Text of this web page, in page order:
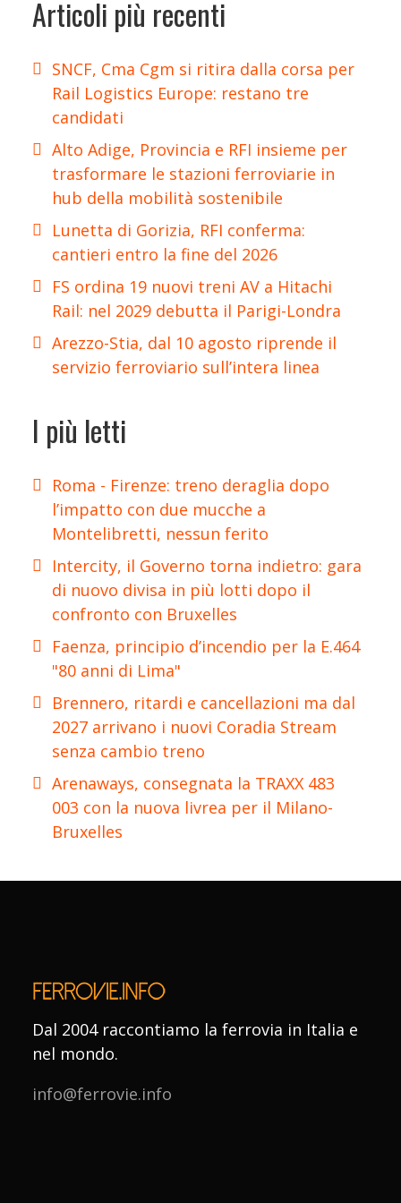
Articoli più recenti
SNCF, Cma Cgm si ritira dalla corsa per
Rail Logistics Europe: restano tre
candidati
Alto Adige, Provincia e RFI insieme per
trasformare le stazioni ferroviarie in
hub della mobilità sostenibile
Lunetta di Gorizia, RFI conferma:
cantieri entro la fine del 2026
FS ordina 19 nuovi treni AV a Hitachi
Rail: nel 2029 debutta il Parigi-Londra
Arezzo-Stia, dal 10 agosto riprende il
servizio ferroviario sull’intera linea
I più letti
Roma - Firenze: treno deraglia dopo
l’impatto con due mucche a
Montelibretti, nessun ferito
Intercity, il Governo torna indietro: gara
di nuovo divisa in più lotti dopo il
confronto con Bruxelles
Faenza, principio d’incendio per la E.464
"80 anni di Lima"
Brennero, ritardi e cancellazioni ma dal
2027 arrivano i nuovi Coradia Stream
senza cambio treno
Arenaways, consegnata la TRAXX 483
003 con la nuova livrea per il Milano-
Bruxelles
Dal 2004 raccontiamo la ferrovia in Italia e
nel mondo.
info@ferrovie.info